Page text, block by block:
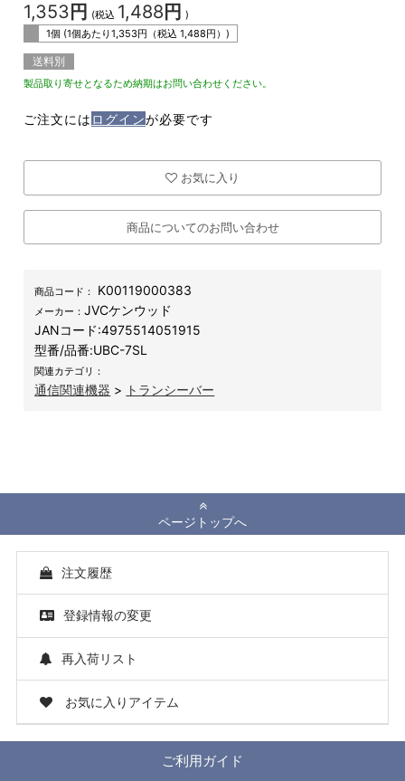
1,353 円 (税込 1,488 円 )
1個 (1個あたり1,353円（税込1,488円）)
送料別
製品取り寄せとなるため納期はお問い合わせください。
ご注文には ログインが必要です
お気に入り
商品についてのお問い合わせ
商品コード： K00119000383
メーカー：JVCケンウッド
JANコード:4975514051915
型番/品番:UBC-7SL
関連カテゴリ：
通信関連機器 > トランシーバー
ページトップへ
注文履歴
登録情報の変更
再入荷リスト
お気に入りアイテム
ご利用ガイド